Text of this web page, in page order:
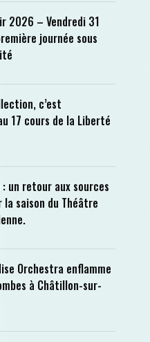
2026 – Vendredi 31
journée sous
c’est
17 cours de la Liberté
un retour aux sources
saison du Théâtre
Orchestra enflamme
à Châtillon-sur-